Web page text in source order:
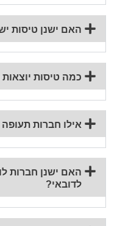
האם ישנן טיסות
כמה טיסות
אילו חברות
האם ישנן חברות
לדובאי?